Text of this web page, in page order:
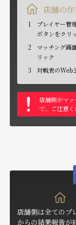
店舗の
1
プレイヤー管
ボタンをクリ
2
マッチング画
リック
3
対戦表のWeb
店舗側がマ
で、ご注意く
店舗側は全てのプ
からの結果報告が